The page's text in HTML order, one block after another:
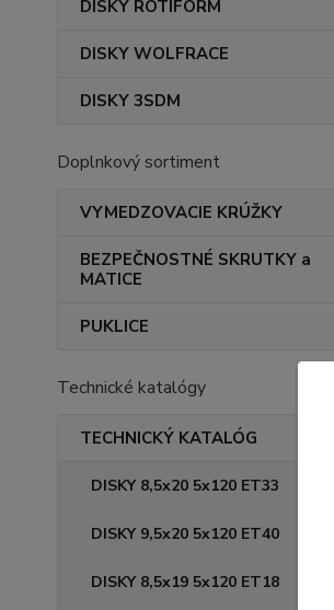
DISKY ROTIFORM
DISKY WOLFRACE
DISKY 3SDM
Doplnkový sortiment
VYMEDZOVACIE KRÚŽKY
BEZPEČNOSTNÉ SKRUTKY a
MATICE
PUKLICE
Technické katalógy
TECHNICKÝ KATALÓG
DISKY 8,5x20 5x120 ET33
DISKY 9,5x20 5x120 ET40
DISKY 8,5x19 5x120 ET18